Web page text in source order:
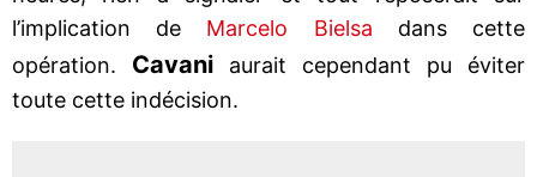
l’implication de Marcelo Bielsa dans cette
opération. Cavani aurait cependant pu éviter
toute cette indécision.